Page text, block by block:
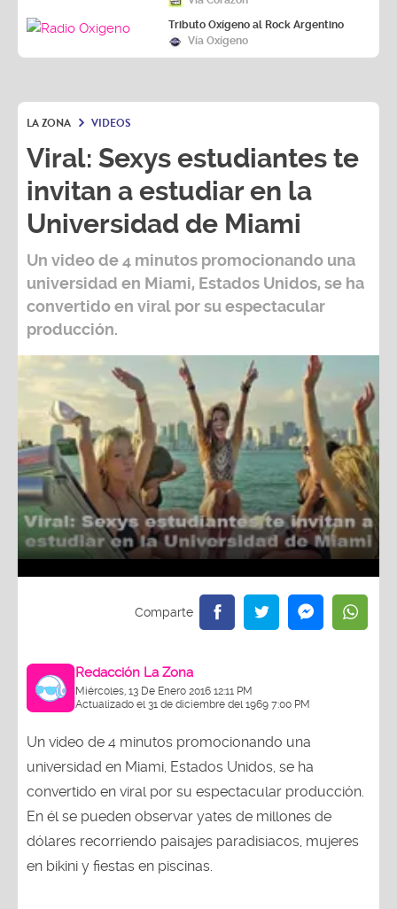
Tributo Oxígeno al Rock Argentino
Vía Oxígeno
LA ZONA VIDEOS
Viral: Sexys estudiantes te
invitan a estudiar en la
Universidad de Miami
Un video de 4 minutos promocionando una
universidad en Miami, Estados Unidos, se ha
convertido en viral por su espectacular
producción.
Redacción La Zona
Miércoles, 13 De Enero 2016 12:11 PM
Actualizado el 31 de diciembre del 1969 7:00 PM
Un video de 4 minutos promocionando una
universidad en Miami, Estados Unidos, se ha
convertido en viral por su espectacular producción.
En él se pueden observar yates de millones de
dólares recorriendo paisajes paradisiacos, mujeres
en bikini y fiestas en piscinas.